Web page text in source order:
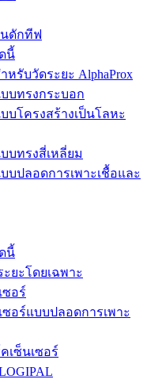
ดักทีฟ
นี้
รับวัดระยะ AlphaProx
บทรงกระบอก
บโครงสร้างเป็นโลหะ
บทรงสี่เหลี่ยม
บปลอดการเพาะเชื้อและ
นี้
ยะโดยเฉพาะ
ซอร์
อร์แบบปลอดการเพาะ
เซ็นเซอร์